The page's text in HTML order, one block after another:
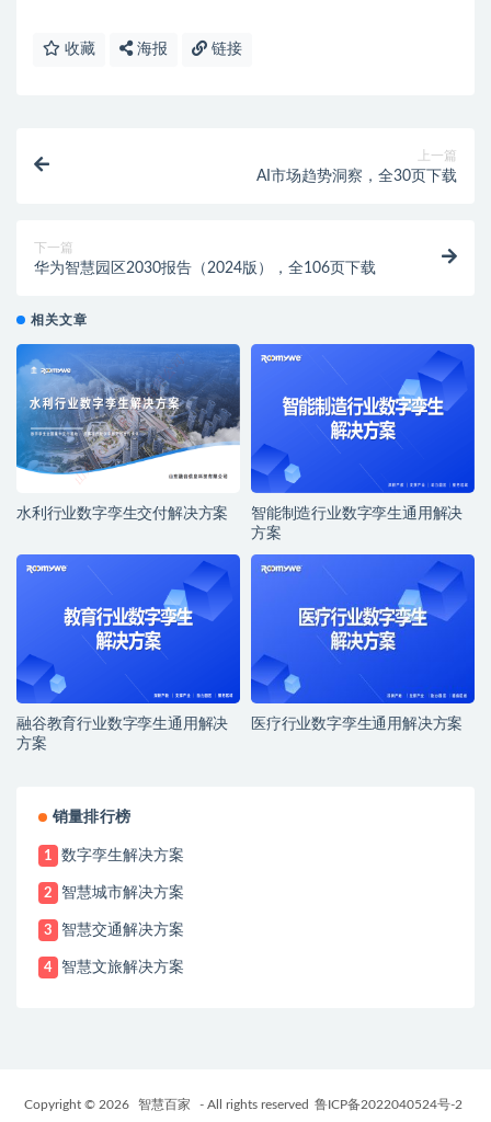
收藏 海报 链接
上一篇
AI市场趋势洞察，全30页下载
下一篇
华为智慧园区2030报告（2024版），全106页下载
相关文章
水利行业数字孪生交付解决方案
智能制造行业数字孪生通用解决
方案
融谷教育行业数字孪生通用解决
方案
医疗行业数字孪生通用解决方案
销量排行榜
1 数字孪生解决方案
2 智慧城市解决方案
3 智慧交通解决方案
4 智慧文旅解决方案
Copyright © 2026 智慧百家 - All rights reserved 鲁ICP备2022040524号-2